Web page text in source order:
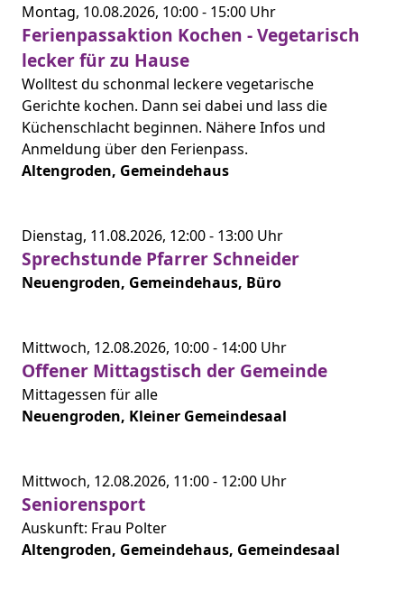
Montag, 10.08.2026, 10:00 - 15:00 Uhr
Ferienpassaktion Kochen - Vegetarisch
lecker für zu Hause
Wolltest du schonmal leckere vegetarische
Gerichte kochen. Dann sei dabei und lass die
Küchenschlacht beginnen. Nähere Infos und
Anmeldung über den Ferienpass.
Altengroden, Gemeindehaus
Dienstag, 11.08.2026, 12:00 - 13:00 Uhr
Sprechstunde Pfarrer Schneider
Neuengroden, Gemeindehaus, Büro
Mittwoch, 12.08.2026, 10:00 - 14:00 Uhr
Offener Mittagstisch der Gemeinde
Mittagessen für alle
Neuengroden, Kleiner Gemeindesaal
Mittwoch, 12.08.2026, 11:00 - 12:00 Uhr
Seniorensport
Auskunft: Frau Polter
Altengroden, Gemeindehaus, Gemeindesaal